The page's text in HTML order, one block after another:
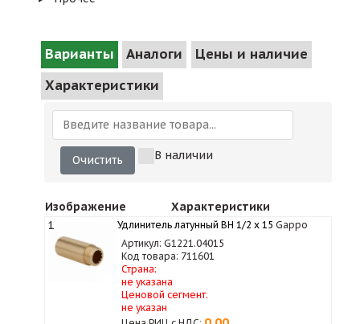
Варианты Аналоги
Цены и наличие
Характеристики
Очистить В наличии
Изображение
Характеристики
1
Удлинитель латунный ВН 1/2 х 15 Gappo
Артикул: G1221.04015
Код товара: 711601
Страна:
не указана
Ценовой сегмент:
не указан